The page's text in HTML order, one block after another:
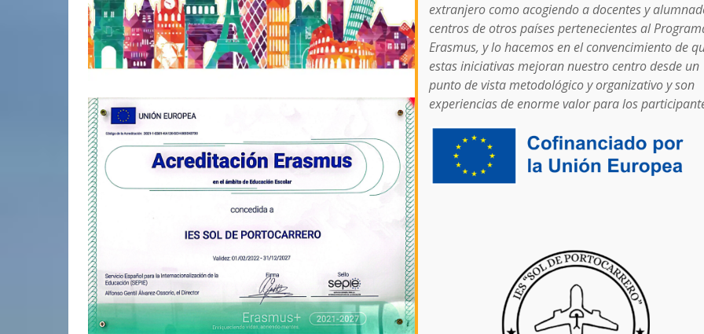
extranjero como acogiendo a docentes y
centros de otros países pertenecientes al
Erasmus, y lo hacemos en el convencimiento de
estas iniciativas mejoran nuestro centro desde un
punto de vista metodológico y organizativo y son
experiencias de enorme valor para los